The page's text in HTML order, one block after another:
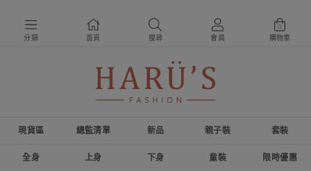
分類 首頁 搜尋 會員 購物車
0
現貨區 總監清單 新品 親子裝 套裝
全身 上身 下身 童裝 限時優惠